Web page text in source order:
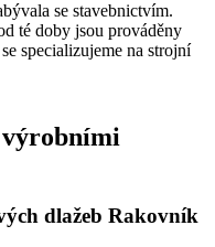
se stavebnictvím.
té doby jsou prováděny
specializujeme na strojní
výrobními
dlažeb Rakovník